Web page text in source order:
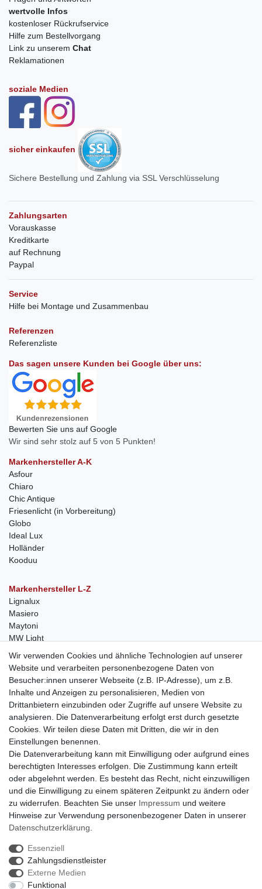
wertvolle Infos
kostenloser Rückrufservice
Hilfe zum Bestellvorgang
Link zu unserem Chat
Reklamationen
soziale Medien
sicher einkaufen
Sichere Bestellung und Zahlung via SSL Verschlüsselung
Zahlungsarten
Vorauskasse
Kreditkarte
auf Rechnung
Paypal
Service
Hilfe bei Montage und Zusammenbau
Referenzen
Referenzliste
Das sagen unsere Kunden bei Google über uns:
Bewerten Sie uns auf Google
Wir sind sehr stolz auf 5 von 5 Punkten!
Markenhersteller A-K
Asfour
Chiaro
Chic Antique
Friesenlicht (in Vorbereitung)
Globo
Ideal Lux
Holländer
Kooduu
Markenhersteller L-Z
Lignalux
Masiero
Maytoni
MW Light
Anfragen von Herstellern
Sie sind Lampen-Hersteller und suchen einen Vertriebspartner in
der Schweiz?
Kontaktieren Sie uns per Mail:Herstelleranfrage Vertrieb
Schweiz
Newsletter
Newsletter
Hiermit bestätige ich, dass ich dieDaten­schutz­erklärunggelesen habe. Meine
Einwilligung kann ich jederzeit widerrufen.**
Wir verwenden Cookies und ähnliche Technologien auf unserer
Website und verarbeiten personenbezogene Daten von
Besucher:innen unserer Webseite (z.B. IP-Adresse), um z.B.
Inhalte und Anzeigen zu personalisieren, Medien von
Drittanbietern einzubinden oder Zugriffe auf unsere Website zu
analysieren. Die Datenverarbeitung erfolgt erst durch gesetzte
Cookies. Wir teilen diese Daten mit Dritten, die wir in den
Einstellungen benennen.
Die Datenverarbeitung kann mit Einwilligung oder aufgrund eines
berechtigten Interesses erfolgen. Die Zustimmung kann erteilt
oder abgelehnt werden. Es besteht das Recht, nicht einzuwilligen
und die Einwilligung zu einem späteren Zeitpunkt zu ändern oder
zu widerrufen. Beachten Sie unser Impressum und weitere
Hinweise zur Verwendung personenbezogener Daten in unserer
Daten­schutz­erklärung
Essenziell
Zahlungsdienstleister
Externe Medien
Funktional